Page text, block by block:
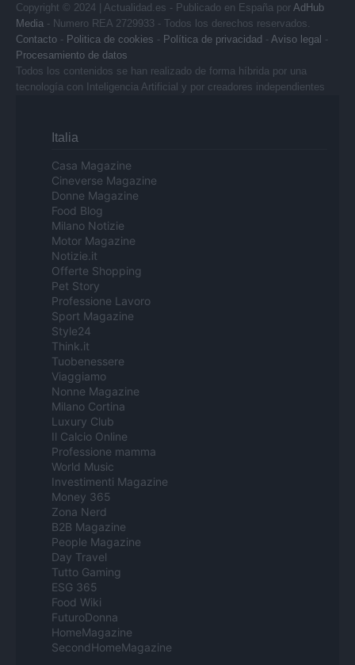
Copyright © 2024 | Actualidad.es - Publicado en España por AdHub
Media - Numero REA 2729933 - Todos los derechos reservados.
Contacto - Politica de cookies - Política de privacidad - Aviso legal -
Procesamiento de datos
Todos los contenidos se han realizado de forma híbrida por una
tecnología con Inteligencia Artificial y por creadores independientes
Italia
Casa Magazine
Cineverse Magazine
Donne Magazine
Food Blog
Milano Notizie
Motor Magazine
Notizie.it
Offerte Shopping
Pet Story
Professione Lavoro
Sport Magazine
Style24
Think.it
Tuobenessere
Viaggiamo
Nonne Magazine
Milano Cortina
Luxury Club
Il Calcio Online
Professione mamma
World Music
Investimenti Magazine
Money 365
Zona Nerd
B2B Magazine
People Magazine
Day Travel
Tutto Gaming
ESG 365
Food Wiki
FuturoDonna
HomeMagazine
SecondHomeMagazine